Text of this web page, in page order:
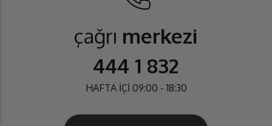
çağrı merkezi
444 1 832
HAFTA İÇİ 09:00 - 18:30